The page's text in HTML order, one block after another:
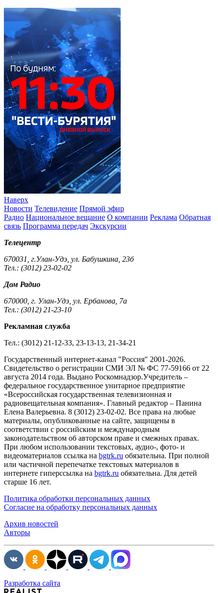
Наверх
Новости Телевидение Прямой эфир
Радио Национальное вещание О компании Реклама Обратная
связь Программа передач Экскурсии
Телецентр
670031, г.Улан-Удэ, ул. Бабушкина, 23б
Тел.: (3012) 23-02-02
Дом Радио
670000, г. Улан-Удэ, ул. Ербанова, 7а
Тел.: (3012) 21-23-10
Рекламная служба
Тел.: (3012) 21-12-33, 23-13-13, 21-34-21
Государственный интернет-канал "Россия" 2001-2026.
Cвидетельство о регистрации СМИ ЭЛ № ФС 77-59166 от 22
августа 2014 года. Выдано Роскомнадзор.Учредитель –
федеральное государственное унитарное предприятие
«Всероссийская государственная телевизионная и
радиовещательная компания». Главный редактор – Панина
Елена Валерьевна. 8 (3012) 23-02-02. Все права на любые
материалы, опубликованные на сайте, защищены в
соответствии с российским и международным
законодательством об авторском праве и смежных правах.
При любом использовании текстовых, аудио-, фото- и
видеоматериалов ссылка на bgtrk.ru обязательна. При полной
или частичной перепечатке текстовых материалов в
интернете гиперссылка на bgtrk.ru обязательна. Для детей
старше 16 лет.
Политика обработки персональных данных
Согласие на обработку персональных данных
Архив новостей
Авторы
Разработка сайта